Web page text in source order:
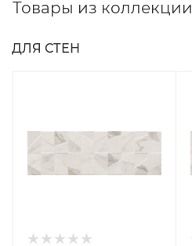
Товары из коллекции
ДЛЯ СТЕН